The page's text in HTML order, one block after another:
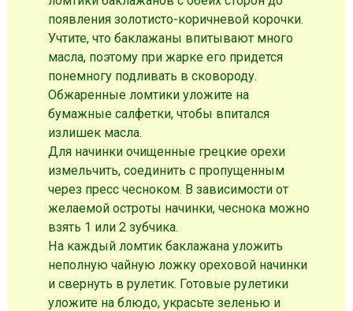
появления золотисто-коричневой корочки.
Учтите, что баклажаны впитывают много
масла, поэтому при жарке его придется
понемногу подливать в сковороду.
Обжаренные ломтики уложите на
бумажные салфетки, чтобы впитался
излишек масла.
Для начинки очищенные грецкие орехи
измельчить, соединить с пропущенным
через пресс чесноком. В зависимости от
желаемой остроты начинки, чеснока можно
взять 1 или 2 зубчика.
На каждый ломтик баклажана уложить
неполную чайную ложку ореховой начинки
и свернуть в рулетик. Готовые рулетики
уложите на блюдо, украсьте зеленью и